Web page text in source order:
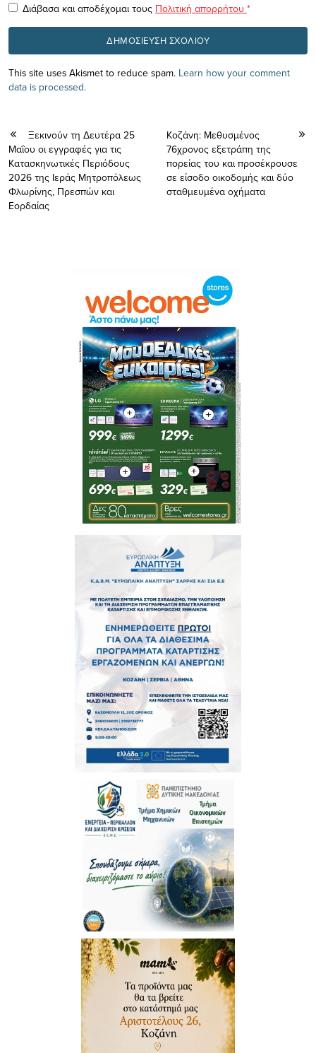
Διάβασα και αποδέχομαι τους Πολιτική απορρήτου *
This site uses Akismet to reduce spam. Learn how your comment
data is processed.
Ξεκινούν τη Δευτέρα 25
Μαΐου οι εγγραφές για τις
Κατασκηνωτικές Περιόδους
2026 της Ιεράς Μητροπόλεως
Φλωρίνης, Πρεσπών και
Εορδαίας
Κοζάνη: Μεθυσμένος
76χρονος εξετράπη της
πορείας του και προσέκρουσε
σε είσοδο οικοδομής και δύο
σταθμευμένα οχήματα